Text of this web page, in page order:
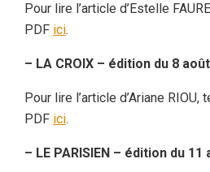
Pour lire l’article d’Estelle
PDF ici.
– LA CROIX – édition du 8
Pour lire l’article d’Ariane
PDF ici.
– LE PARISIEN – édition du 11